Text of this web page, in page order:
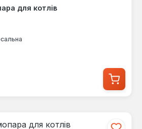
для котлів